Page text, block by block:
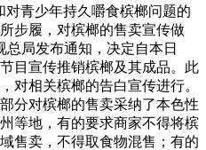
青少年持久嚼食槟榔问题的
步履，对槟榔的售卖宣传做
总局发布通知，决定自本日
目宣传推销槟榔及其成品。此
对相关槟榔的告白宣传进行。
分对槟榔的售卖采纳了本色性
等地，有的要求商家不得将槟
售卖，不得取食物混售；有的